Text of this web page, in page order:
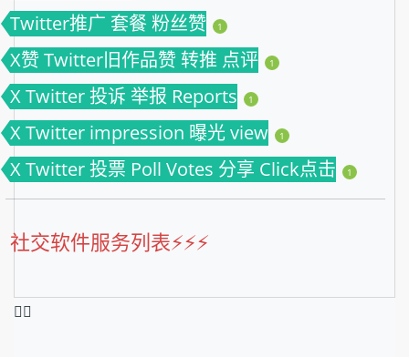
Twitter推广 套餐 粉丝赞 1
X赞 Twitter旧作品赞 转推 点评 1
X Twitter 投诉 举报 Reports 1
X Twitter impression 曝光 view 1
X Twitter 投票 Poll Votes 分享 Click点击 1
社交软件服务列表⚡️⚡️⚡️
❤️‍🔥